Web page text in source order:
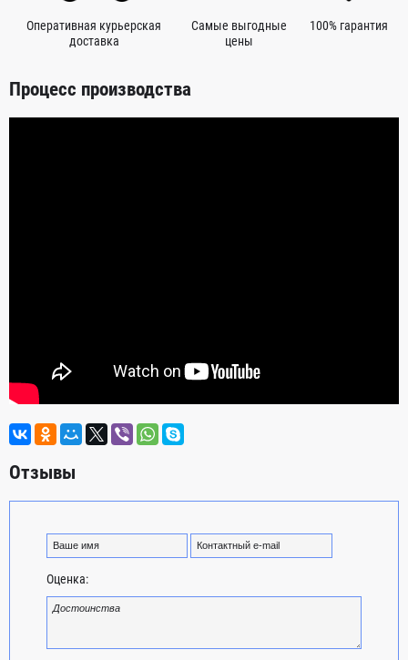
Оперативная курьерская
доставка
Самые выгодные
цены
100% гарантия
Процесс производства
Отзывы
Оценка: